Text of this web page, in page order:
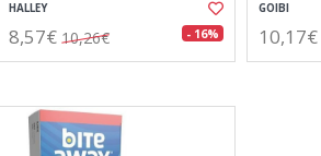
HALLEY
8,57€ 10,26€ - 16%
GOIBI
10,17€